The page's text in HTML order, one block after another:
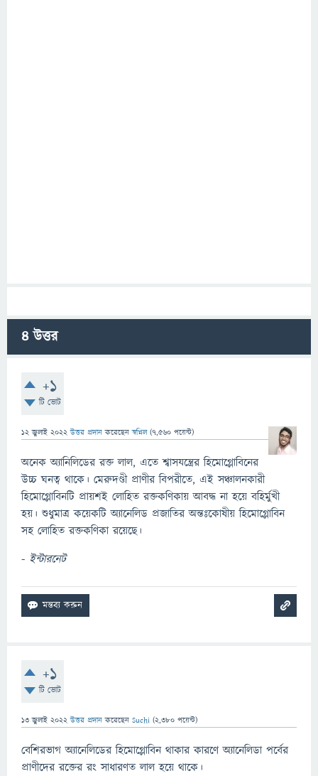
4উত্তর
+1
টি ভোট
12 জুলাই 2022 উত্তর প্রদান করেছেনস্বপ্নিল (7,560 পয়েন্ট)
অনেক অ্যানিলিডের রক্ত লাল, এতে শ্বাসযন্ত্রের হিমোগ্লোবিনের
উচ্চ ঘনত্ব থাকে। মেরুদণ্ডী প্রাণীর বিপরীতে, এই সঞ্চালনকারী
হিমোগ্লোবিনটি প্রায়শই লোহিত রক্তকণিকায় আবদ্ধ না হয়ে বহির্মুখী
হয়। শুধুমাত্র কয়েকটি অ্যানেলিড প্রজাতির অন্তঃকোষীয় হিমোগ্লোবিন
সহ লোহিত রক্তকণিকা রয়েছে।
- ইন্টারনেট
+1
টি ভোট
13 জুলাই 2022 উত্তর প্রদান করেছেন Suchi (2,380 পয়েন্ট)
বেশিরভাগ অ্যানেলিডের হিমোগ্লোবিন থাকার কারণে অ্যানেলিডা পর্বের
প্রাণীদের রক্তের রং সাধারণত লাল হয়ে থাকে।